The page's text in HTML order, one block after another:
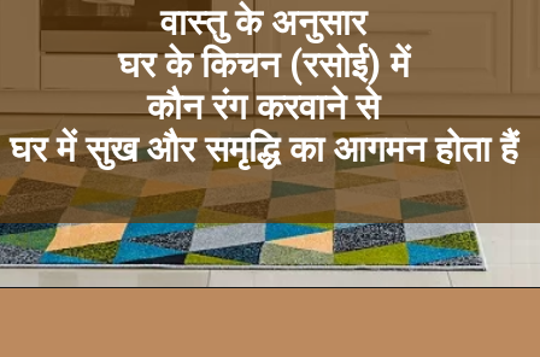
वास्तु के अनुसार
घर के किचन (रसोई) में
कौन रंग करवाने से
घर में सुख और समृद्धि का आगमन होता हैं